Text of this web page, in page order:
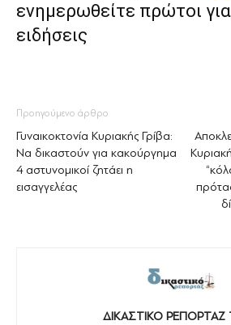
ενημερωθείτε πρώτοι
ειδήσεις
Προηγούμενο άρθρο
Γυναικοκτονία Κυριακής Γρίβα:
Να δικαστούν για κακούργημα
4 αστυνομικοί ζητάει η
εισαγγελέας
ΔΙΚΑΣΤΙΚΟ ΡΕΠΟΡΤΑΖ